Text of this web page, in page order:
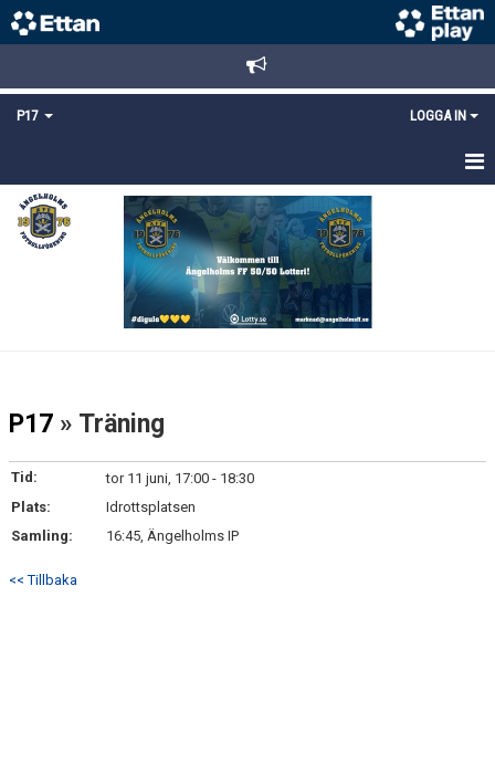
P17 LOGGA IN
HEM
NYHETER
P17 » Träning
Tid:
tor 11 juni, 17:00 - 18:30
Plats:
Idrottsplatsen
Samling:
16:45, Ängelholms IP
<< Tillbaka